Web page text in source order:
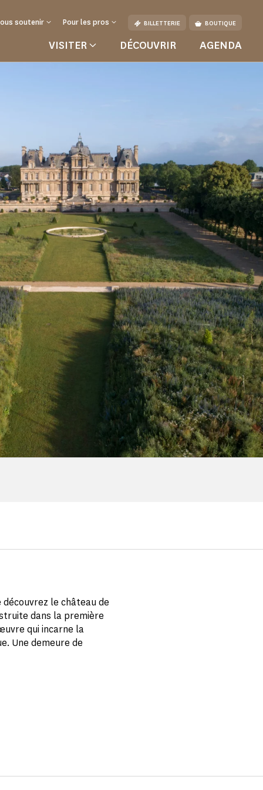
soutenir Pour les pros BILLETTERIE BOUTIQUE
VISITER DÉCOUVRIR AGENDA
le château de
dans la première
qui incarne la
Une demeure de